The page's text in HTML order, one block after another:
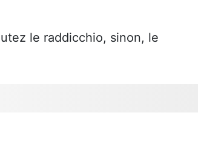
le raddicchio, sinon, le